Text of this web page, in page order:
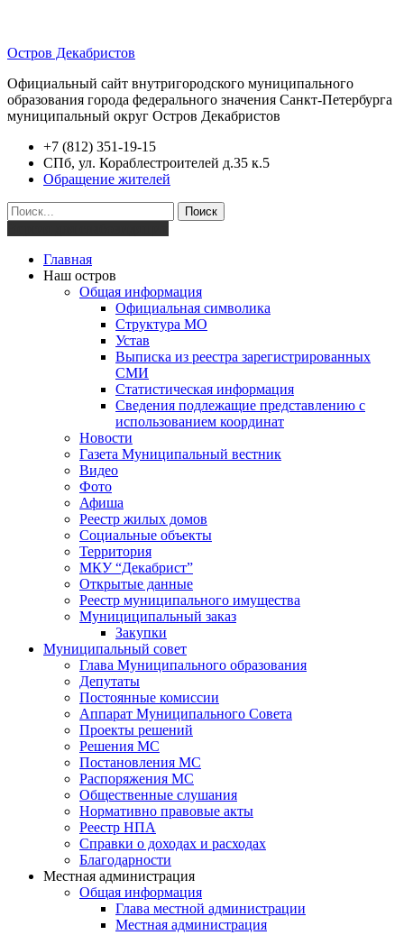
Остров Декабристов
Официальный сайт внутригородского муниципального
образования города федерального значения Санкт-Петербурга
муниципальный округ Остров Декабристов
+7 (812) 351-19-15
СПб, ул. Кораблестроителей д.35 к.5
Обращение жителей
Поиск
Главная
Наш остров
Общая информация
Официальная символика
Структура МО
Устав
Выписка из реестра зарегистрированных
СМИ
Статистическая информация
Сведения подлежащие представлению с
использованием координат
Новости
Газета Муниципальный вестник
Видео
Фото
Афиша
Реестр жилых домов
Социальные объекты
Территория
МКУ “Декабрист”
Открытые данные
Реестр муниципального имущества
Мунициципальный заказ
Закупки
Муниципальный совет
Глава Муниципального образования
Депутаты
Постоянные комиссии
Аппарат Муниципального Совета
Проекты решений
Решения МС
Постановления МС
Распоряжения МС
Общественные слушания
Нормативно правовые акты
Реестр НПА
Справки о доходах и расходах
Благодарности
Местная администрация
Общая информация
Глава местной администрации
Местная администрация